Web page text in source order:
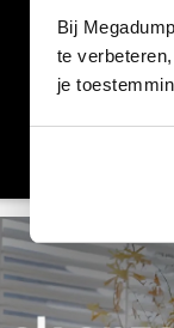
Bij
te
je